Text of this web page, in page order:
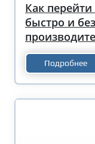
Как
быстро и
Подробнее